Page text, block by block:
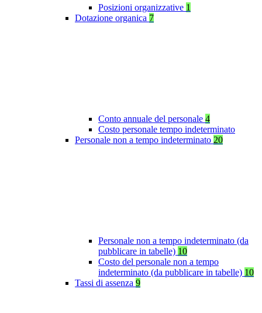
Posizioni organizzative 1
Dotazione organica 7
Conto annuale del personale 4
Costo personale tempo indeterminato
Personale non a tempo indeterminato 20
Personale non a tempo indeterminato (da
pubblicare in tabelle) 10
Costo del personale non a tempo
indeterminato (da pubblicare in tabelle) 10
Tassi di assenza 9